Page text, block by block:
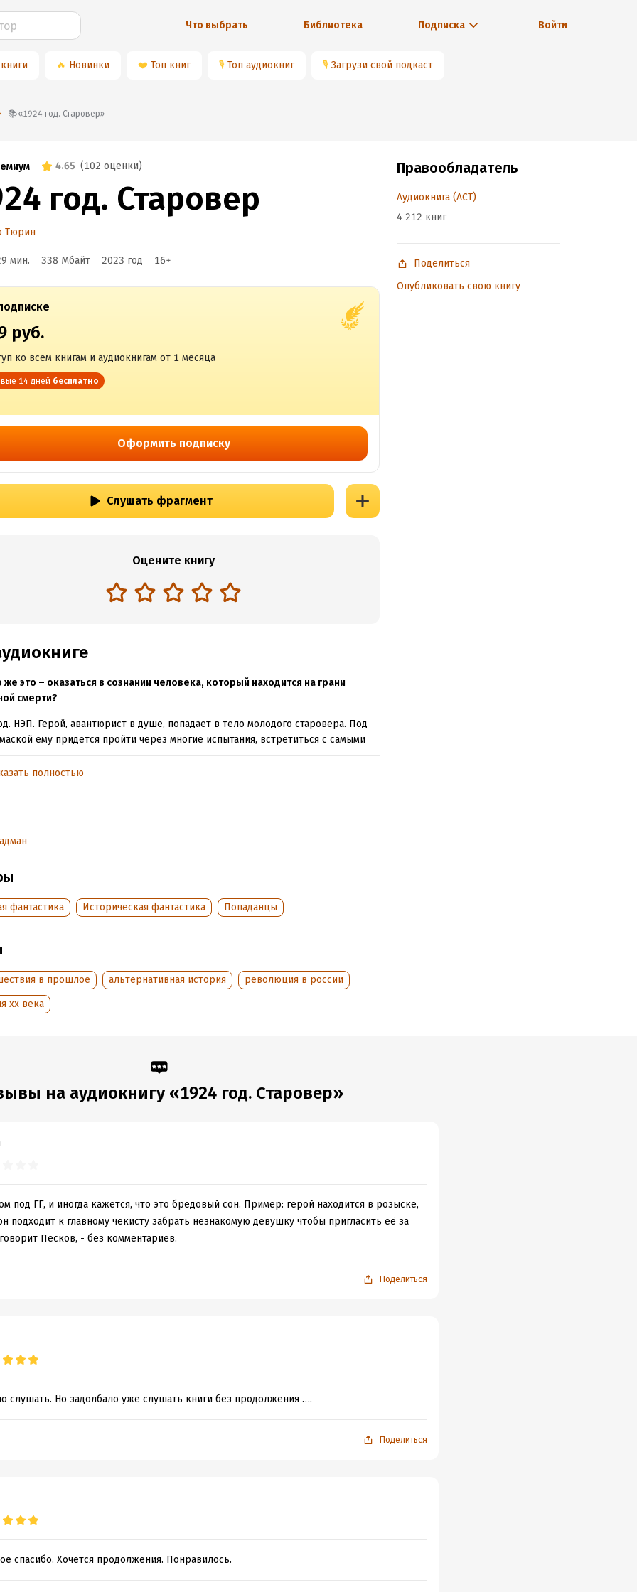
Что выбрать Библиотека Подписка Войти
🔥 Новинки ❤️ Топ книг 🎙 Топ аудиокниг 🎙 Загрузи свой подкаст
📚«1924 год. Старовер»
4.65 (102 оценки)
год. Старовер
Тюрин
мин. 338 Мбайт 2023 год 16+
руб.
ко всем книгам и аудиокнигам от 1 месяца
14 дней бесплатно
Оформить подписку
Слушать фрагмент
Оцените книгу
же это – оказаться в сознании человека, который находится на грани
смерти?
НЭП. Герой, авантюрист в душе, попадает в тело молодого старовера. Под
ему придется пройти через многие испытания, встретиться с самыми
схватиться с лесными бандитами, поработать кладовщиком в лавке,
событиям и людям, ставшим на его пути.
Тюрин, 2023
информация
14 сентября 2023
полностью
фантастика Историческая фантастика Попаданцы
в прошлое альтернативная история
революция в россии
xx века
Правообладатель
Аудиокнига (АСТ)
4 212 книг
Поделиться
Опубликовать свою книгу
на аудиокнигу «1924 год. Старовер»
под ГГ, и иногда кажется, что это бредовый сон. Пример: герой находится в розыске,
подходит к главному чекисту забрать незнакомую девушку чтобы пригласить её за
Песков, - без комментариев.
Поделиться
слушать. Но задолбало уже слушать книги без продолжения ….
Поделиться
спасибо. Хочется продолжения. Понравилось.